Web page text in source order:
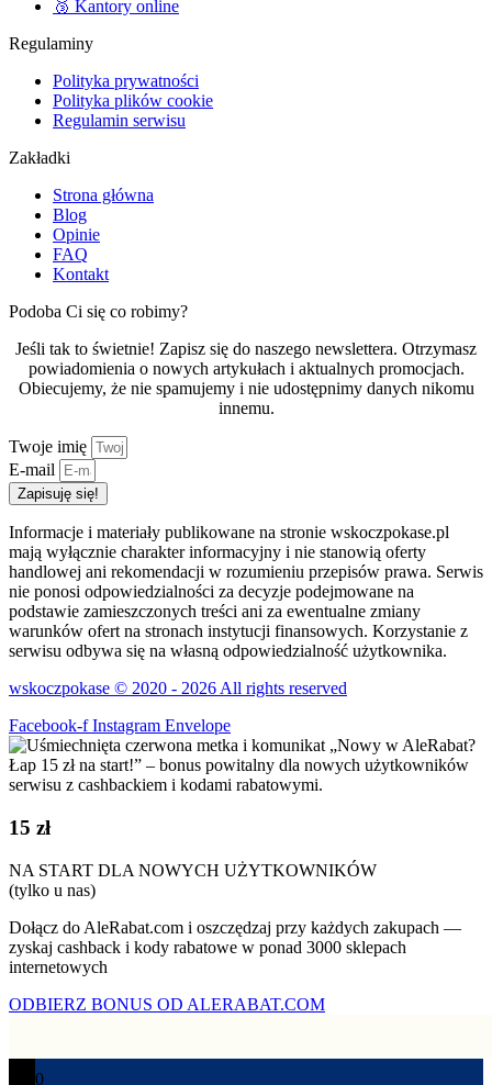
🥉 Kantory online
Regulaminy
Polityka prywatności
Polityka plików cookie
Regulamin serwisu
Zakładki
Strona główna
Blog
Opinie
FAQ
Kontakt
Podoba Ci się co robimy?
Jeśli tak to świetnie! Zapisz się do naszego newslettera. Otrzymasz
powiadomienia o nowych artykułach i aktualnych promocjach.
Obiecujemy, że nie spamujemy i nie udostępnimy danych nikomu
innemu.
Twoje imię
E-mail
Zapisuję się!
Informacje i materiały publikowane na stronie wskoczpokase.pl
mają wyłącznie charakter informacyjny i nie stanowią oferty
handlowej ani rekomendacji w rozumieniu przepisów prawa. Serwis
nie ponosi odpowiedzialności za decyzje podejmowane na
podstawie zamieszczonych treści ani za ewentualne zmiany
warunków ofert na stronach instytucji finansowych. Korzystanie z
serwisu odbywa się na własną odpowiedzialność użytkownika.
wskoczpokase © 2020 - 2026 All rights reserved
Facebook-f Instagram Envelope
15 zł
NA START DLA NOWYCH UŻYTKOWNIKÓW
(tylko u nas)
Dołącz do AleRabat.com i oszczędzaj przy każdych zakupach —
zyskaj cashback i kody rabatowe w ponad 3000 sklepach
internetowych
ODBIERZ BONUS OD ALERABAT.COM
0